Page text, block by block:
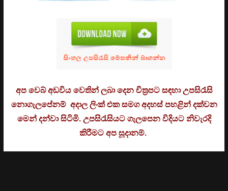
අප වෙබ් අඩවිය වෙතින් ලබා දෙන චිත්‍රපට සඳහා උපසිරැසි
නොගැලපේනම් අදාල ලිංක් එක සමග අදහස් පහළින් දක්වන
මෙන් දන්වා සිටිමි. උපසිරැසියට ගැලපෙන විදියට නිවැරදි
කිරීමට අප සූදානම්.